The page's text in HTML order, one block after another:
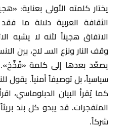
يختار كلمته الأولى بعناية:
الثقافة العربية دلالة ما
الاتفاق هجيناً لأنه لا يشبه
وقف النار ونزع السـ لاح، بين
يصعّد بعدها إلى كلمة «فُخِّخ».
سياسياً، بل توصيفاً أمنياً. يقول
كما يُقرأ البيان الدبلوماسي،
المتفجرات. قد يبدو كل بند
شركاً.